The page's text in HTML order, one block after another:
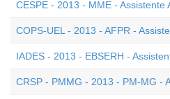
CESPE - 2013 - MME - Assistente
COPS-UEL - 2013 - AFPR -
IADES - 2013 - EBSERH -
CRSP - PMMG - 2013 - PM-MG -